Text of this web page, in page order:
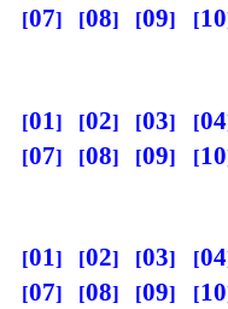
07
08 09 10
01 02 03 04
07
08 09 10
01 02 03 04
07
08 09 10